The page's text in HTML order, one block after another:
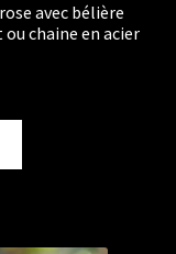
avec bélière
chaine en acier